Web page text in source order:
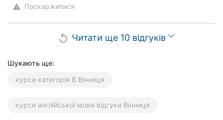
warning Поскаржитися
replay Читати ще 10 відгуків
Шукають ще:
курси категорія В Вінниця
курси англійської мови відгуки Вінниця